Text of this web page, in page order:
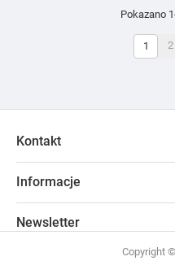
Pokazano
1 2
Kontakt
Informacje
Newsletter
Copyright